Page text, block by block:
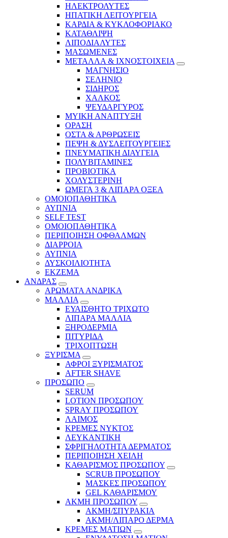
ΗΛΕΚΤΡΟΛΥΤΕΣ
ΗΠΑΤΙΚΗ ΛΕΙΤΟΥΡΓΕΙΑ
ΚΑΡΔΙΑ & ΚΥΚΛΟΦΟΡΙΑΚΟ
ΚΑΤΑΘΛΙΨΗ
ΛΙΠΟΔΙΑΛΥΤΕΣ
ΜΑΣΩΜΕΝΕΣ
ΜΕΤΑΛΛΑ & ΙΧΝΟΣΤΟΙΧΕΙΑ
ΜΑΓΝΗΣΙΟ
ΣΕΛΗΝΙΟ
ΣΙΔΗΡΟΣ
ΧΑΛΚΟΣ
ΨΕΥΔΑΡΓΥΡΟΣ
ΜΥΙΚΗ ΑΝΑΠΤΥΞΗ
ΟΡΑΣΗ
ΟΣΤΑ & ΑΡΘΡΩΣΕΙΣ
ΠΕΨΗ & ΔΥΣΛΕΙΤΟΥΡΓΕΙΕΣ
ΠΝΕΥΜΑΤΙΚΗ ΔΙΑΥΓΕΙΑ
ΠΟΛΥΒΙΤΑΜΙΝΕΣ
ΠΡΟΒΙΟΤΙΚΑ
ΧΟΛΥΣΤΕΡΙΝΗ
ΩΜΕΓΑ 3 & ΛΙΠΑΡΑ ΟΞΕΑ
ΟΜΟΙΟΠΑΘΗΤΙΚΑ
ΑΥΠΝΙΑ
SELF TEST
ΟΜΟΙΟΠΑΘΗΤΙΚΑ
ΠΕΡΙΠΟΙΗΣΗ ΟΦΘΑΛΜΩΝ
ΔΙΑΡΡΟΙΑ
ΑΥΠΝΙΑ
ΔΥΣΚΟΙΛΙΟΤΗΤΑ
ΕΚΖΕΜΑ
ΑΝΔΡΑΣ
ΑΡΩΜΑΤΑ ΑΝΔΡΙΚΑ
ΜΑΛΛΙΑ
ΕΥΑΙΣΘΗΤΟ ΤΡΙΧΩΤΟ
ΛΙΠΑΡΑ ΜΑΛΛΙΑ
ΞΗΡΟΔΕΡΜΙΑ
ΠΙΤΥΡΙΔΑ
ΤΡΙΧΟΠΤΩΣΗ
ΞΥΡΙΣΜΑ
ΑΦΡΟΙ ΞΥΡΙΣΜΑΤΟΣ
AFTER SHAVE
ΠΡΟΣΩΠΟ
SERUM
LOTION ΠΡΟΣΩΠΟΥ
SPRAY ΠΡΟΣΩΠΟΥ
ΛΑΙΜΟΣ
ΚΡΕΜΕΣ ΝΥΚΤΟΣ
ΛΕΥΚΑΝΤΙΚΗ
ΣΦΡΙΓΗΛΟΤΗΤΑ ΔΕΡΜΑΤΟΣ
ΠΕΡΙΠΟΙΗΣΗ ΧΕΙΛΗ
ΚΑΘΑΡΙΣΜΟΣ ΠΡΟΣΩΠΟΥ
SCRUB ΠΡΟΣΩΠΟΥ
ΜΑΣΚΕΣ ΠΡΟΣΩΠΟΥ
GEL ΚΑΘΑΡΙΣΜΟΥ
ΑΚΜΗ ΠΡΟΣΩΠΟΥ
ΑΚΜΗ/ΣΠΥΡΑΚΙΑ
ΑΚΜΗ/ΛΙΠΑΡΟ ΔΕΡΜΑ
ΚΡΕΜΕΣ ΜΑΤΙΩΝ